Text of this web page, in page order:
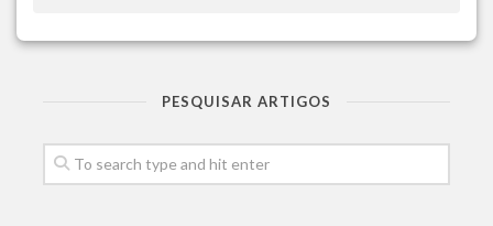
PESQUISAR ARTIGOS